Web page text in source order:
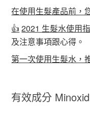
在使用生髮產品前，
👍 2021 生髮水使用
及注意事項跟心得。
第一次使用生髮水，
有效成分